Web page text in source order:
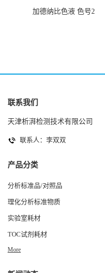
加德纳比色液 色号2
联系我们
天津析湃检测技术有限公司
联系人：李双双
产品分类
分析标准品/对照品
理化分析标准物质
实验室耗材
TOC试剂耗材
More